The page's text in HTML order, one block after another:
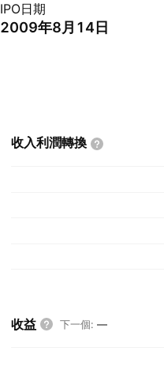
IPO日期
2009年8月14日
收入利潤轉換
收益 下一個: —